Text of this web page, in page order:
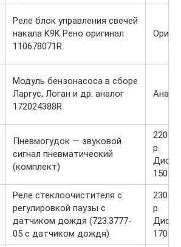
Реле блок управления свечей
накала K9K Рено оригинал
110678071R
Модуль бензонасоса в сборе
Ларгус, Логан и др. аналог
172024388R
Пневмогудок — звуковой
сигнал пневматический
(комплект)
2200 /
р.
1500 р.
Реле стеклоочистителя с
регулировкой паузы с
датчиком дождя (723.3777-
05 с датчиком дождя)
2300 /
р.
1700 р.